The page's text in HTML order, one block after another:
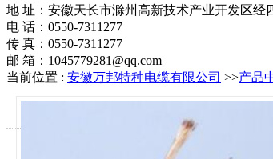
地 址：安徽天长市滁州高新技术产业开发区经
电 话：0550-7311277
传 真：0550-7311277
邮 箱：1045779281@qq.com
当前位置 : 安徽万邦特种电缆有限公司 >>产品